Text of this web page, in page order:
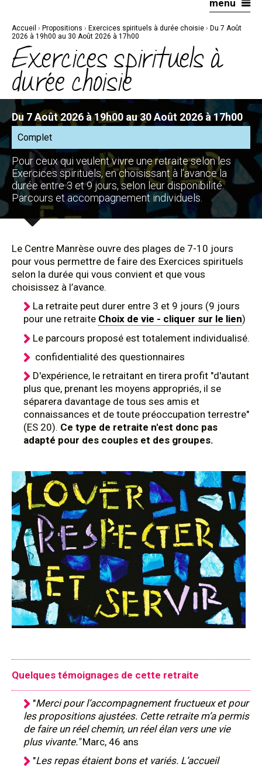
navigation
menu
Accueil › Propositions › Exercices spirituels à durée choisie › Du 7 Août
2026 à 19h00 au 30 Août 2026 à 17h00
Exercices spirituels à
durée choisie
Du 7 Août 2026 à 19h00 au 30 Août 2026 à 17h00
Complet
Pour ceux qui veulent vivre une retraite selon les
Exercices spirituels, en choisissant à l’avance la
durée entre 3 et 9 jours, selon leur disponibilité.
Parcours et accompagnement individuels.
Le Centre Manrèse ouvre des plages de 7-10 jours
pour vous permettre de faire des Exercices spirituels
selon la durée qui vous convient et que vous
choisissez à l’avance.
La retraite peut durer entre 3 et 9 jours (9 jours
pour une retraite Choix de vie - cliquer sur le lien)
Le parcours proposé est totalement individualisé.
confidentialité des questionnaires
D'expérience, le retraitant en tirera profit "d'autant
plus que, prenant les moyens appropriés, il se
séparera davantage de tous ses amis et
connaissances et de toute préoccupation terrestre"
(ES 20). Ce type de retraite n'est donc pas
adapté pour des couples et des groupes.
Quelques témoignages de cette retraite
"Merci pour l’accompagnement fructueux et pour
les propositions ajustées. Cette retraite m’a permis
de faire un réel chemin, un réel élan vers une vie
plus vivante."Marc, 46 ans
"Les repas étaient bons et variés. L’accueil